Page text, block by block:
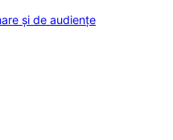
și de audiențe